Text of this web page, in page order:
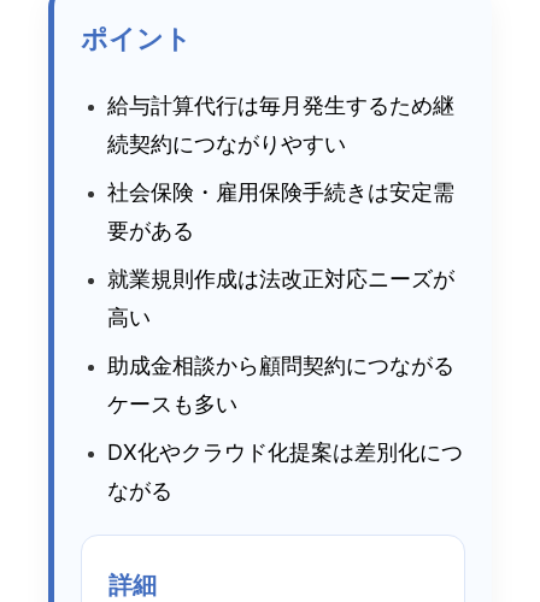
ポイント
給与計算代行は毎月発生するため継
続契約につながりやすい
社会保険・雇用保険手続きは安定需
要がある
就業規則作成は法改正対応ニーズが
高い
助成金相談から顧問契約につながる
ケースも多い
DX化やクラウド化提案は差別化につ
ながる
詳細